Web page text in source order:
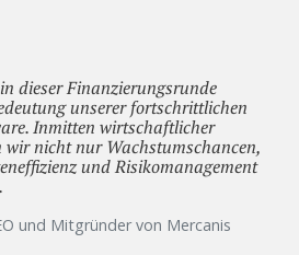
dieser Finanzierungsrunde
unserer fortschrittlichen
Inmitten wirtschaftlicher
wir nicht nur Wachstumschancen,
und Risikomanagement
und Mitgründer von Mercanis